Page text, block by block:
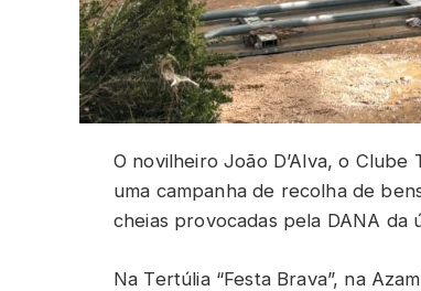
O novilheiro João D’Alva, o
uma campanha de recolha de
cheias provocadas pela DANA da
Na Tertúlia “Festa Brava”, na